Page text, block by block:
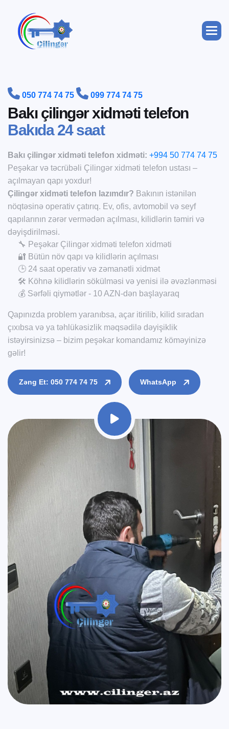
 050 774 74 75  099 774 74 75
Bakı çilingərxidmətitelefon
Bakıda 24 saat
Bakı çilingər xidməti telefon xidməti: +994 50 774 74 75
Peşəkar və təcrübəli Çilingər xidməti telefon ustası –
açılmayan qapı yoxdur!
Çilingər xidməti telefon lazımdır? Bakının istənilən
nöqtəsinə operativ çatırıq. Ev, ofis, avtomobil və seyf
qapılarının zərər vermədən açılması, kilidlərin təmiri və
dəyişdirilməsi.
🔧 Peşəkar Çilingər xidməti telefon xidməti
🔐 Bütün növ qapı və kilidlərin açılması
🕒 24 saat operativ və zəmanətli xidmət
🛠️ Köhnə kilidlərin sökülməsi və yenisi ilə əvəzlənməsi
💰 Sərfəli qiymətlər - 10 AZN-dən başlayaraq
Qapınızda problem yaranıbsa, açar itirilib, kilid sıradan
çıxıbsa və ya təhlükəsizlik məqsədilə dəyişiklik
istəyirsinizsə – bizim peşəkar komandamız köməyinizə
gəlir!
Zəng Et: 050 774 74 75 WhatsApp